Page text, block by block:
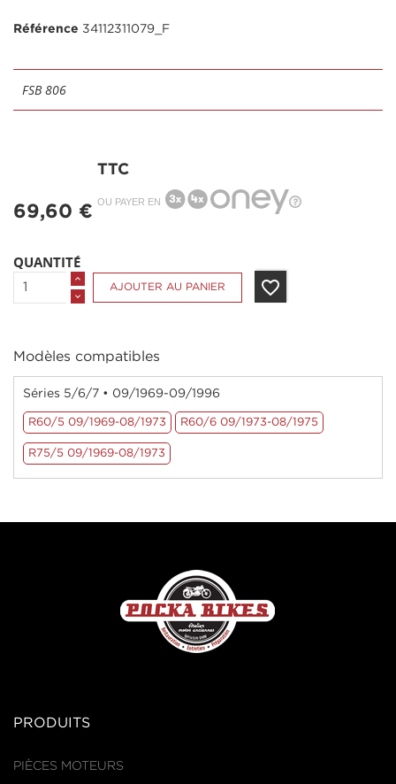
Référence 34112311079_F
FSB 806
69,60 €
TTC
OU PAYER EN
QUANTITÉ
AJOUTER AU PANIER favorite_border
Modèles compatibles
Séries 5/6/7 • 09/1969-09/1996
R60/5 09/1969-08/1973 R60/6 09/1973-08/1975
R75/5 09/1969-08/1973
PRODUITS
PIÈCES MOTEURS